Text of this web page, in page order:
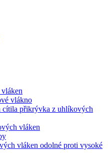
vlákno
přikrývka z uhlíkových
vláken
vláken odolné proti vysoké